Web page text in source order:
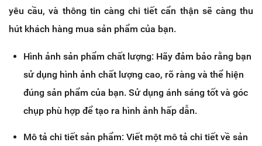
yêu cầu, và thông tin càng chi tiết cẩn thận sẽ càng thu
hút khách hàng mua sản phẩm của bạn.
Hình ảnh sản phẩm chất lượng: Hãy đảm bảo rằng bạn
sử dụng hình ảnh chất lượng cao, rõ ràng và thể hiện
đúng sản phẩm của bạn. Sử dụng ánh sáng tốt và góc
chụp phù hợp để tạo ra hình ảnh hấp dẫn.
Mô tả chi tiết sản phẩm: Viết một mô tả chi tiết về sản